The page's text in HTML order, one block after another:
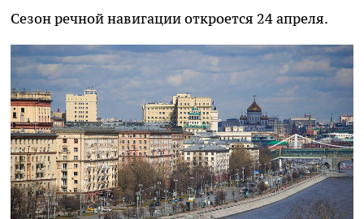
Сезон речной навигации откроется 24 апреля.